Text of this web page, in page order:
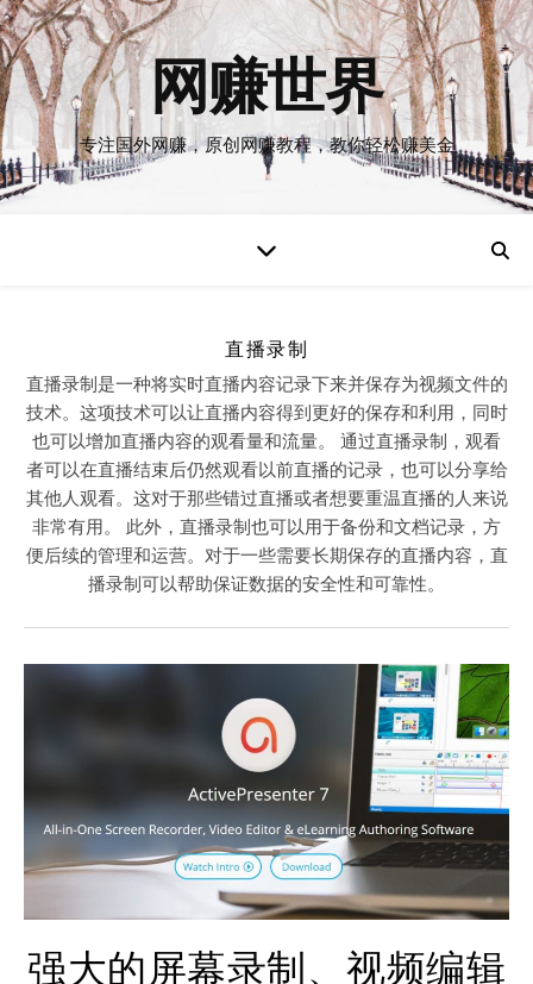
网赚世界
专注国外网赚，原创网赚教程，教你轻松赚美金
直播录制
直播录制是一种将实时直播内容记录下来并保存为视频文件的
技术。这项技术可以让直播内容得到更好的保存和利用，同时
也可以增加直播内容的观看量和流量。 通过直播录制，观看
者可以在直播结束后仍然观看以前直播的记录，也可以分享给
其他人观看。这对于那些错过直播或者想要重温直播的人来说
非常有用。 此外，直播录制也可以用于备份和文档记录，方
便后续的管理和运营。对于一些需要长期保存的直播内容，直
播录制可以帮助保证数据的安全性和可靠性。
强大的屏幕录制、视频编辑